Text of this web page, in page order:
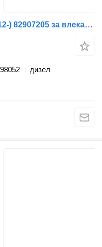
Амортисьор Volvo FH16 (01.12-) 82907205 за влекач Volvo FH12, FH16, NH12, FH, VNL780 (1993-2014)
дизел